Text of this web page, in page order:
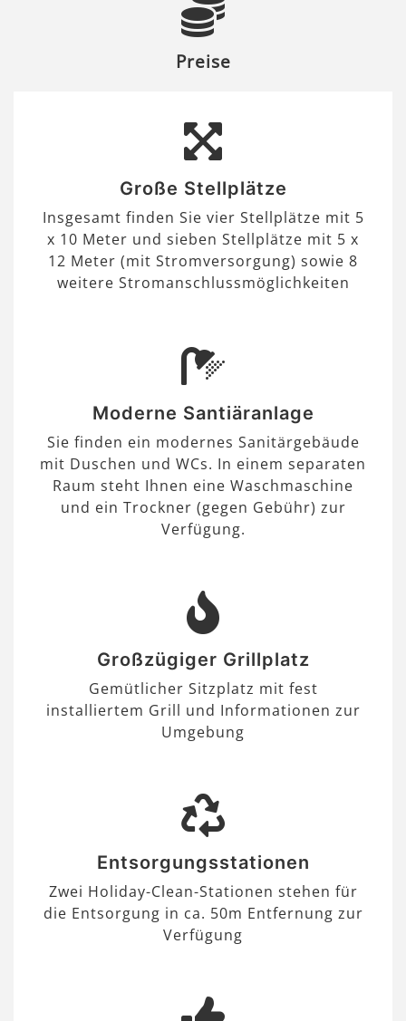
Preise
Große Stellplätze
Insgesamt finden Sie vier Stellplätze mit 5
x 10 Meter und sieben Stellplätze mit 5 x
12 Meter (mit Stromversorgung) sowie 8
weitere Stromanschlussmöglichkeiten
Moderne Santiäranlage
Sie finden ein modernes Sanitärgebäude
mit Duschen und WCs. In einem separaten
Raum steht Ihnen eine Waschmaschine
und ein Trockner (gegen Gebühr) zur
Verfügung.
Großzügiger Grillplatz
Gemütlicher Sitzplatz mit fest
installiertem Grill und Informationen zur
Umgebung
Entsorgungsstationen
Zwei Holiday-Clean-Stationen stehen für
die Entsorgung in ca. 50m Entfernung zur
Verfügung